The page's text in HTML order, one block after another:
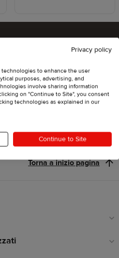
Printful?
Torna a inizio pagina
Privacy policy
to enhance the user
purposes, advertising, and
involve sharing information
on "Continue to Site", you consent
technologies as explained in our
Continue to Site